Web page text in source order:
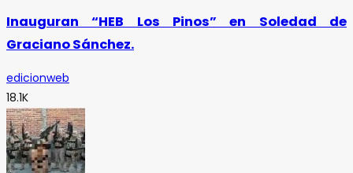
Inauguran “HEB Los Pinos” en Soledad de
Graciano Sánchez.
edicionweb
18.1K